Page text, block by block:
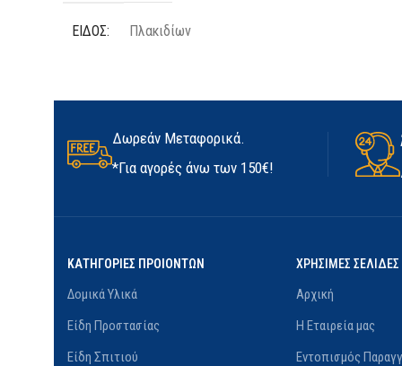
ΕΊΔΟΣ Πλακιδίων
ΚΑΤΑΣΚΕΥΑΣΤΉΣ Kerakoll
Δωρεάν Μεταφορικά.
*Για αγορές άνω των 150€!
ΚΑΤΗΓΟΡΙΕΣ ΠΡΟΙΟΝΤΩΝ
Δομικά Υλικά
Είδη Προστασίας
Είδη Σπιτιού
ΧΡΗΣΙΜΕΣ ΣΕΛΙΔΕΣ
Αρχική
Η Εταιρεία μας
Εντοπισμός